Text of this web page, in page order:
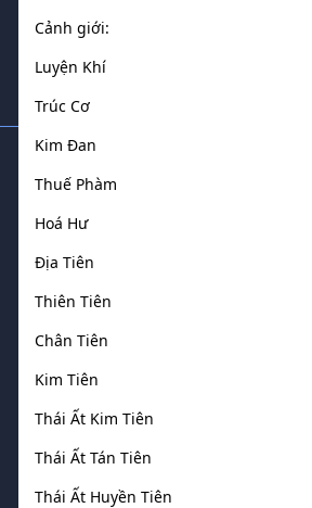
Cảnh giới:
Luyện Khí
Trúc Cơ
Kim Đan
Thuế Phàm
Hoá Hư
Địa Tiên
Thiên Tiên
Chân Tiên
Kim Tiên
Thái Ất Kim Tiên
Thái Ất Tán Tiên
Thái Ất Huyền Tiên